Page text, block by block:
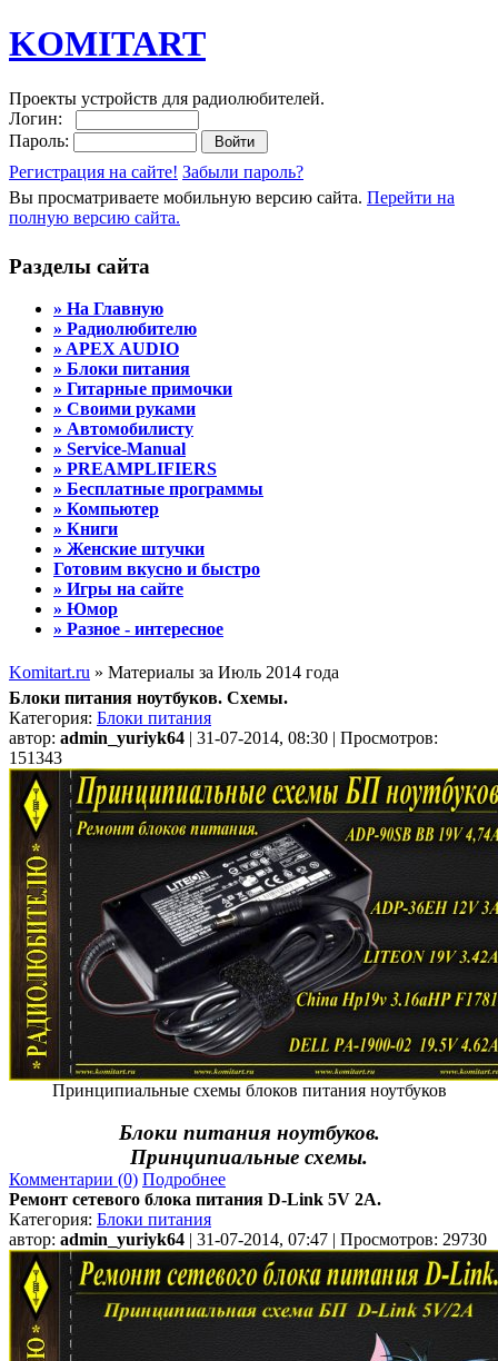
KOMITART
Проекты устройств для радиолюбителей.
Логин:
Пароль:
Регистрация на сайте! Забыли пароль?
Вы просматриваете мобильную версию сайта. Перейти на
полную версию сайта.
Разделы сайта
» На Главную
» Радиолюбителю
» APEX AUDIO
» Блоки питания
» Гитарные примочки
» Своими руками
» Автомобилисту
» Service-Manual
» PREAMPLIFIERS
» Бесплатные программы
» Компьютер
» Книги
» Женские штучки
Готовим вкусно и быстро
» Игры на сайте
» Юмор
» Разное - интересное
Komitart.ru » Материалы за Июль 2014 года
Блоки питания ноутбуков. Схемы.
Категория: Блоки питания
автор: admin_yuriyk64 | 31-07-2014, 08:30 | Просмотров:
151343
Принципиальные схемы блоков питания ноутбуков
Блоки питания ноутбуков.
Принципиальные cхемы.
Комментарии (0) Подробнее
Ремонт сетевого блока питания D-Link 5V 2A.
Категория: Блоки питания
автор: admin_yuriyk64 | 31-07-2014, 07:47 | Просмотров: 29730